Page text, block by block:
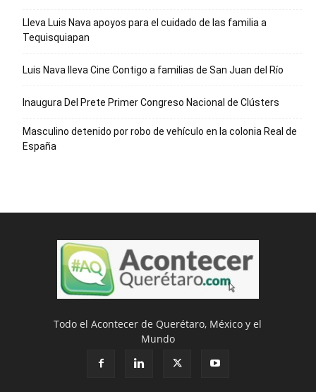
Lleva Luis Nava apoyos para el cuidado de las familia a
Tequisquiapan
Luis Nava lleva Cine Contigo a familias de San Juan del Río
Inaugura Del Prete Primer Congreso Nacional de Clústers
Masculino detenido por robo de vehículo en la colonia Real de
España
Todo el Acontecer de Querétaro, México y el
Mundo